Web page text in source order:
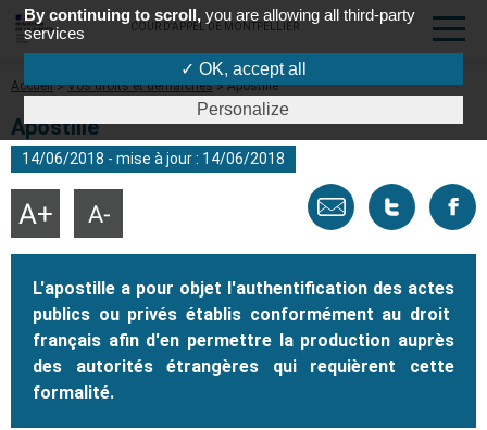
COUR D'APPEL DE MONTPELLIER
Fil
Accueil Vos droits et démarches Apostille
Apostille
14/06/2018 - mise à jour : 14/06/2018
Envoyer
email
Tweeter
page
Agrandir Réduire
L'apostille a pour objet l'authentification des actes
publics ou privés établis conformément au droit
français afin d'en permettre la production auprès
des autorités étrangères qui requièrent cette
formalité.
By continuing to scroll, you are allowing all third-party
services
✓ OK, accept all
Personalize